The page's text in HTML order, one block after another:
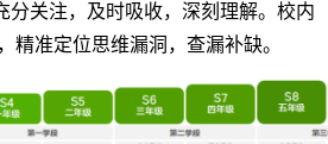
关注，及时吸收，深刻理解。校内
精准定位思维漏洞，查漏补缺。